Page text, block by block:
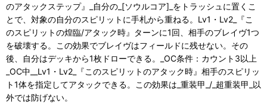
のアタックステップ』_自分の_[ソウルコア]_をトラッシュに置くこ
とで、対象の自分のスピリットに手札から重ねる。Lv1・Lv2_『こ
のスピリットの煌臨/アタック時』ターンに1回、相手のブレイヴ1つ
を破壊する。この効果でブレイヴはフィールドに残せない。その
後、自分はデッキから1枚ドローできる。_OC条件：カウント3以上
_OC中__Lv1・Lv2_『このスピリットのアタック時』相手のスピリッ
ト1体を指定してアタックできる。この効果は_重装甲_/_超重装甲_以
外では防げない。